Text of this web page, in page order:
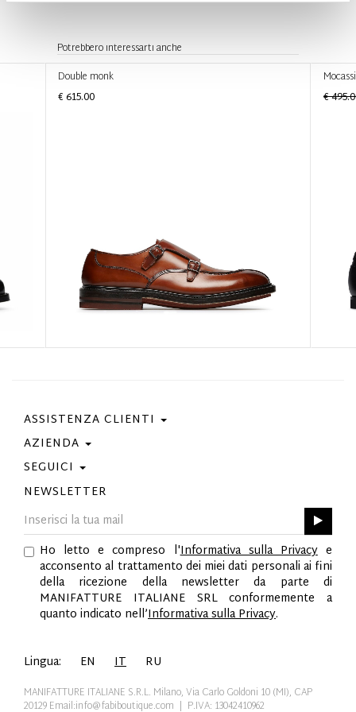
Potrebbero interessarti anche
Double monk
€ 615.00
€
ASSISTENZA CLIENTI
Contattaci
Condizioni Di Acquisto
Guida Taglie
AZIENDA
Privacy Policy
Cookie Policy
Best Of Fabi
GPSR
SEGUICI
Facebook
Instagram
Pinterest
Twitter
YouTube
LinkedIn
NEWSLETTER
Ho letto e compreso l'Informativa sulla Privacye
acconsento al trattamento dei miei dati personali ai fini
della ricezione della newsletter da parte di
MANIFATTURE ITALIANE SRL conformemente a
quanto indicato nell’Informativa sulla Privacy.
Lingua: EN IT RU
MANIFATTURE ITALIANE S.R.L. Milano, Via Carlo Goldoni 10 (MI), CAP
20129Email:info@fabiboutique.com | P.IVA: 13042410962